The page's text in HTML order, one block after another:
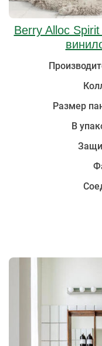
Berry Alloc
Размер
В